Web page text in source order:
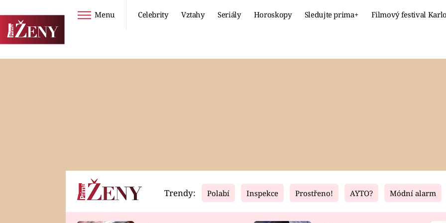
Menu Celebrity Vztahy Seriály Horoskopy Sledujte prima+ Filmový festival
Horoskopy Video Fresh Living
Trendy: Polabí Inspekce Prostřeno! AYTO? Módní alarm